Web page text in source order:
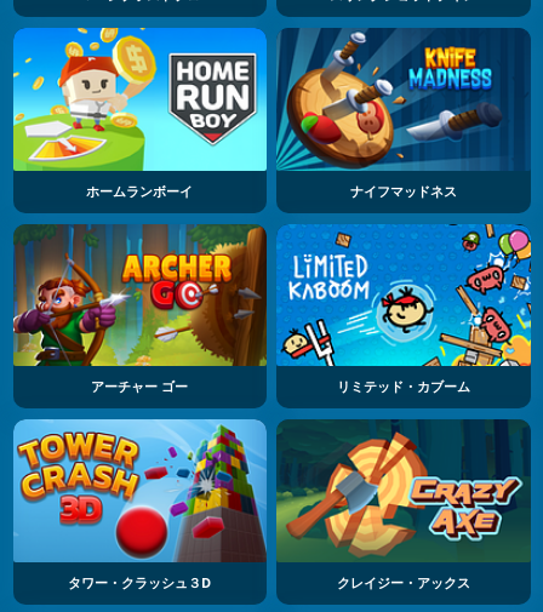
ホームランボーイ ナイフマッドネス
アーチャー ゴー リミテッド・カブーム
タワー・クラッシュ３D クレイジー・アックス